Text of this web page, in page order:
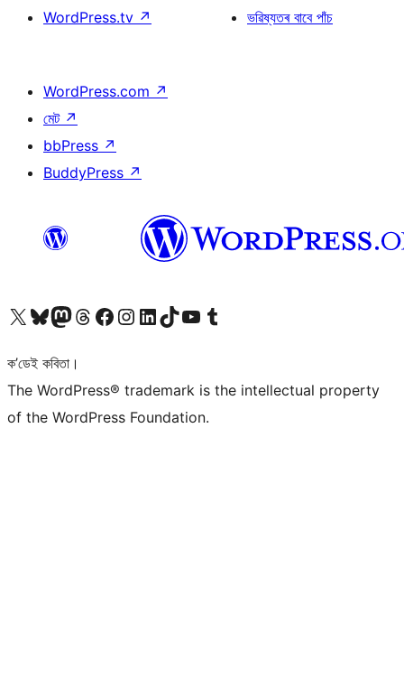
WordPress.tv ↗
ভৱিষ্যতৰ বাবে পাঁচ
WordPress.com ↗
মেট ↗
bbPress ↗
BuddyPress ↗
আমাৰ X (আগৰ Twitter) একাউণ্টলৈ যাওকআমাৰ Bluesky একাউণ্টলৈ যাওকআমাৰ Mastodon একাউণ্টলৈ যাওকআমাৰ Threads একাউণ্টলৈ যাওকআমাৰ Facebook পৃষ্ঠালৈ যাওকআমাৰ Instagram একাউণ্টলৈ যাওকআমাৰ LinkedIn একাউণ্টলৈ যাওকআমাৰ TikTok একাউণ্টলৈ যাওকআমাৰ YouTube চেনেললৈ যাওকআমাৰ Tumblr একাউণ্টলৈ যাওক
ক’ডেই কবিতা।
The WordPress® trademark is the intellectual property
of the WordPress Foundation.